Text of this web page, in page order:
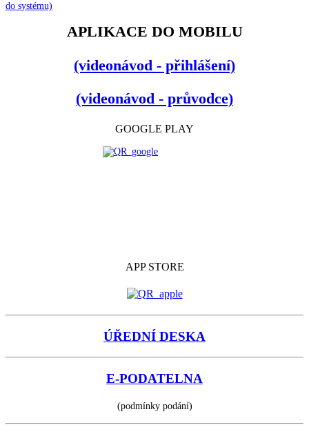
do systému)
APLIKACE DO MOBILU
(videonávod - přihlášení)
(videonávod - průvodce)
GOOGLE PLAY
APP STORE
ÚŘEDNÍ DESKA
E-PODATELNA
(podmínky podání)